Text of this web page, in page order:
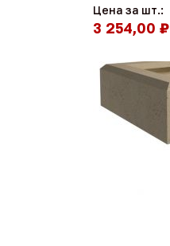
Цена за шт.:
3 254,00 ₽